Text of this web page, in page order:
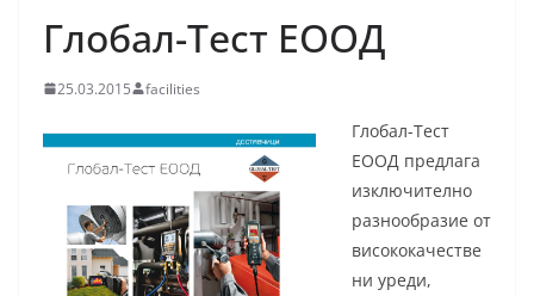
Глобал-Тест ЕООД
25.03.2015 facilities
Глобал-Тест
ЕООД предлага
изключително
разнообразие от
висококачестве
ни уреди,